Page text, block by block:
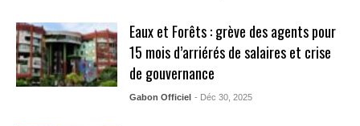
Eaux et Forêts : grève des agents pour
15 mois d’arriérés de salaires et crise
de gouvernance
Gabon Officiel - Déc 30, 2025